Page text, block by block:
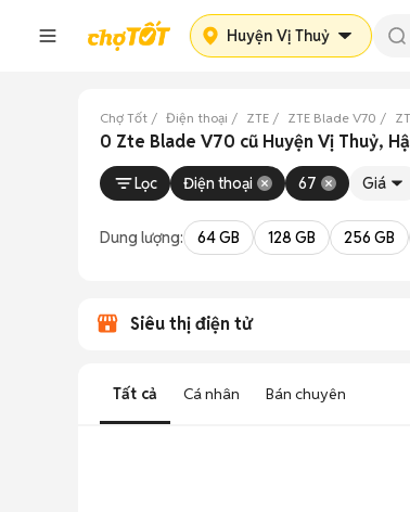
Huyện Vị Thuỷ
Chợ Tốt Điện thoại ZTE ZTE Blade V70
0 Zte Blade V70 cũ Huyện Vị Thuỷ,
Lọc Điện thoại 67 Giá
Dung lượng: 64 GB 128 GB 256 GB
Siêu thị điện tử
Tất cả Cá nhân Bán chuyên